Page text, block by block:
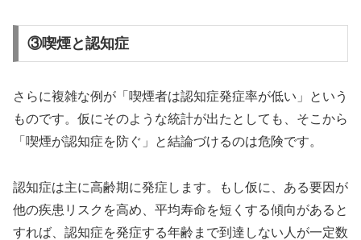
③喫煙と認知症
さらに複雑な例が「喫煙者は認知症発症率が低い」という
ものです。仮にそのような統計が出たとしても、そこから
「喫煙が認知症を防ぐ」と結論づけるのは危険です。
認知症は主に高齢期に発症します。もし仮に、ある要因が
他の疾患リスクを高め、平均寿命を短くする傾向があると
すれば、認知症を発症する年齢まで到達しない人が一定数